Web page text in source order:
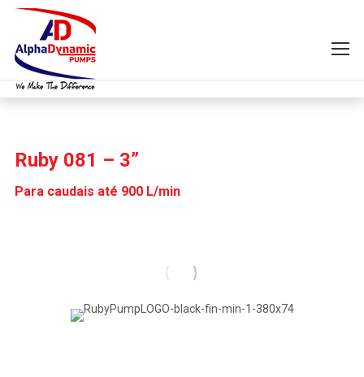
Ruby 081 – 3”
Para caudais até 900 L/min